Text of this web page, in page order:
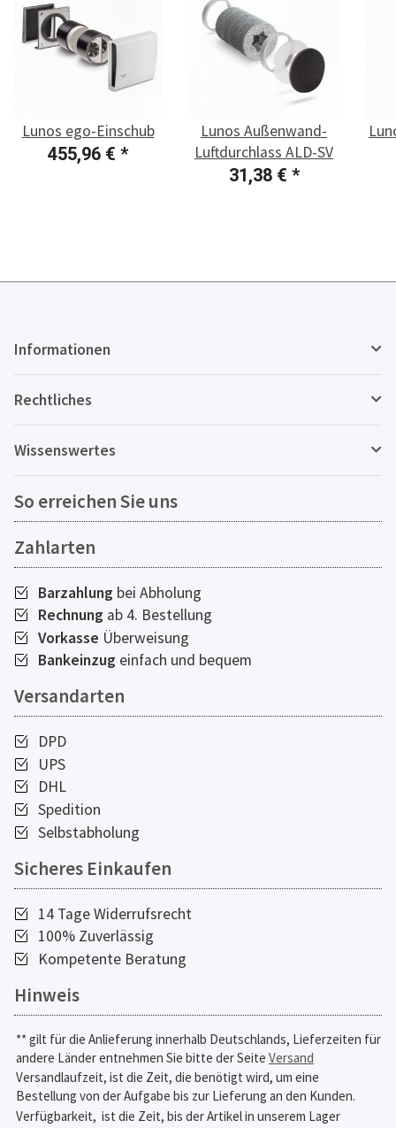
Lunos ego-Einschub
455,96 € *
Lunos Außenwand-
Luftdurchlass ALD-SV
31,38 € *
Informationen
Rechtliches
Wissenswertes
So erreichen Sie uns
Zahlarten
Barzahlung bei Abholung
Rechnung ab 4. Bestellung
Vorkasse Überweisung
Bankeinzug einfach und bequem
Versandarten
DPD
UPS
DHL
Spedition
Selbstabholung
Sicheres Einkaufen
14 Tage Widerrufsrecht
100% Zuverlässig
Kompetente Beratung
Hinweis
** gilt für die Anlieferung innerhalb Deutschlands, Lieferzeiten für
andere Länder entnehmen Sie bitte der Seite Versand
Versandlaufzeit, ist die Zeit, die benötigt wird, um eine
Bestellung von der Aufgabe bis zur Lieferung an den Kunden.
Verfügbarkeit, ist die Zeit, bis der Artikel in unserem Lager